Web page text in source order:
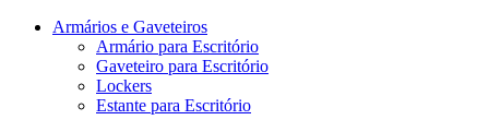
Armários e Gaveteiros
Armário para Escritório
Gaveteiro para Escritório
Lockers
Estante para Escritório